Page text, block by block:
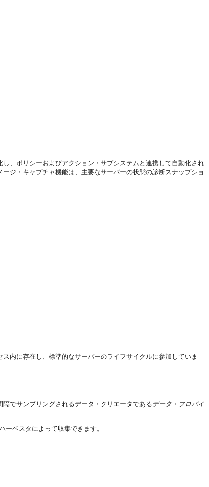
、ポリシーおよびアクション・サブシステムと連携して自動化され
ジ・キャプチャ機能は、主要なサーバーの状態の診断スナップショ
内に存在し、標準的なサーバーのライフサイクルに参加していま
でサンプリングされるデータ・クリエータである データ・プロバイ
ーベスタによって収集できます。